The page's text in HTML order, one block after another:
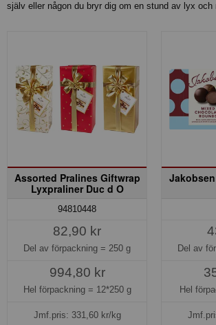
själv eller någon du bryr dig om en stund av lyx och
Assorted Pralines Giftwrap
Lyxpraliner Duc d O
94810448
82,90 kr
Del av förpackning = 250 g
994,80 kr
Hel förpackning = 12*250 g
Jmf.pris: 331,60kr/kg
Del av
Hel